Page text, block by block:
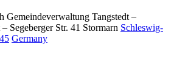
Gemeindeverwaltung Tangstedt –
– Segeberger Str. 41 Stormarn Schleswig-
Germany